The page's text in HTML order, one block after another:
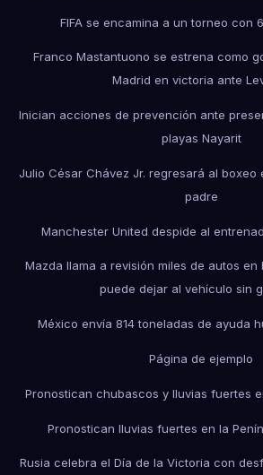
FIFA se encamina a un torneo con
Franco Mastantuono se estrena como
Madrid en victoria ante
Inician acciones de prevención ante
playas Nayarit
Julio César Chávez Jr. regresará al boxeo
padre
Manchester United despide al
Mazda llama a revisión miles de autos
puede dejar al vehículo sin
México envía 814 toneladas de ayuda
Página de ejemplo
Pronostican chubascos y lluvias fuertes
Pronostican lluvias fuertes en la
Rusia celebra el Día de la Victoria con